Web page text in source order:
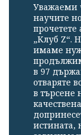
Уважаеми
научите
„Клуб Z“.
имаме
в 97
отваряте
в търсене
истината,